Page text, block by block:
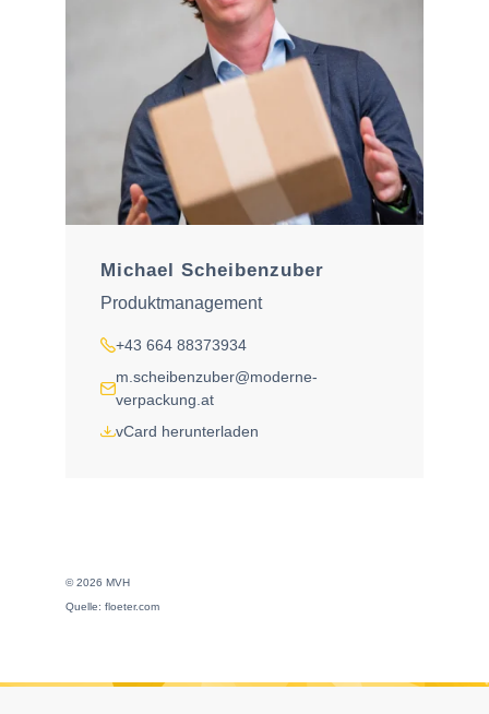
Michael Scheibenzuber
Produktmanagement
Tel.
+43 664 88373934
E-Mail
m.scheibenzuber@moderne-
verpackung.at
vCard herunterladen
© 2026 MVH
Quelle: floeter.com